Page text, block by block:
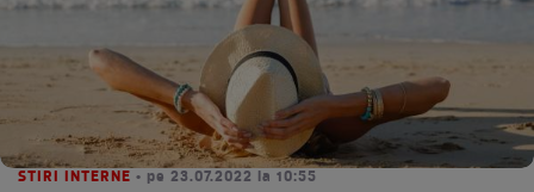
STIRI INTERNE • pe 23.07.2022 la 10:55